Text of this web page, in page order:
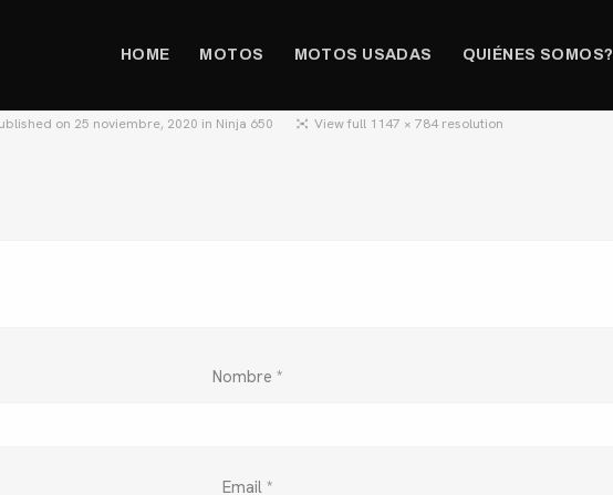
HOME MOTOS MOTOS USADAS QUIÉNES SOMOS?
on 25 noviembre, 2020 in Ninja 650 View full 1147 × 784 resolution
Nombre *
Email *